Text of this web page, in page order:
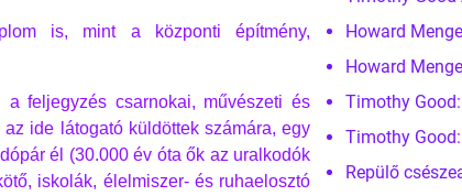
is, mint a központi építmény,
a feljegyzés csarnokai, művészeti és
ide látogató küldöttek számára, egy
él (30.000 év óta ők az uralkodók
iskolák, élelmiszer- és ruhaelosztó
Howard
Howard
Timothy
Timothy
Repülő